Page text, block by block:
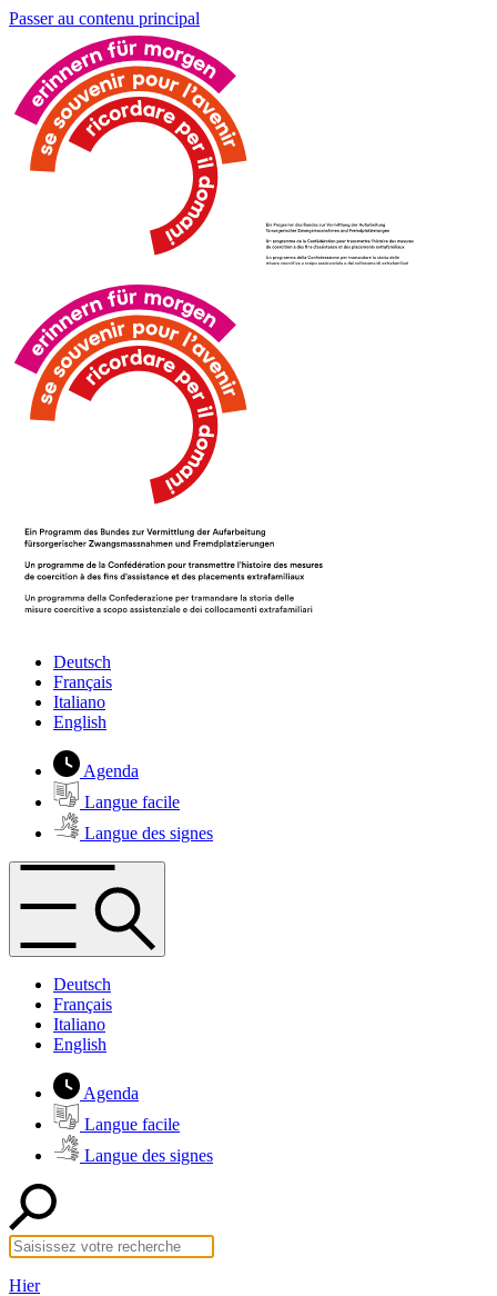
Passer au contenu principal
Deutsch
Français
Italiano
English
Agenda
Langue facile
Langue des signes
Deutsch
Français
Italiano
English
Agenda
Langue facile
Langue des signes
Hier